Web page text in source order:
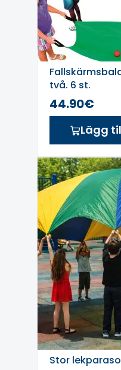
två. 6 st.
44.90€
Lägg
Stor